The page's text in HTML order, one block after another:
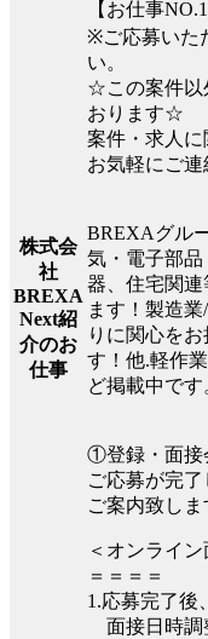
【お仕事
※ご応募いた
い。
☆この案件以
おります☆
案件・求人
お気軽にご連
株式会
社
BREXA
Next紹
介のお
仕事
BREXAグル
気・電子部
器、住宅関
ます！製造
りに関心を
す！他.軽作
ど掲載中です
①登録・面接
ご応募が完
ご案内致しま
＜オンライ
＝＝＝＝
1.応募完了後
面接日時調